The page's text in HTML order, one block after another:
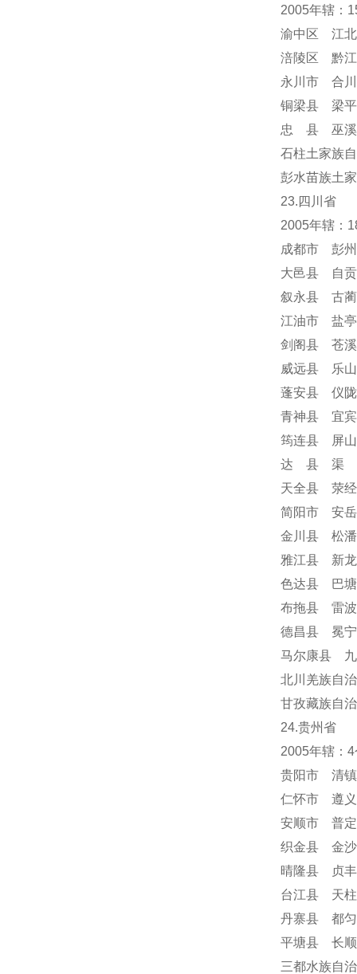
2005年辖
渝中区 江
涪陵区 黔
永川市 合
铜梁县 梁
忠 县 巫溪
石柱土家族
彭水苗族土
23.四川省
2005年辖：
成都市 彭
大邑县 自
叙永县 古
江油市 盐
剑阁县 苍
威远县 乐
蓬安县 仪
青神县 宜
筠连县 屏
达 县 渠
天全县 荥
简阳市 安
金川县 松
雅江县 新
色达县 巴
布拖县 雷
德昌县 冕
马尔康县
北川羌族自
甘孜藏族自
24.贵州省
2005年辖：
贵阳市 清
仁怀市 遵
安顺市 普
织金县 金
晴隆县 贞
台江县 天
丹寨县 都
平塘县 长
三都水族自